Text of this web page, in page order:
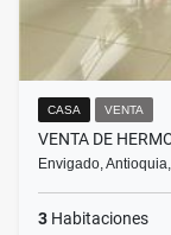
CASA VENTA
VENTA DE
Envigado,
3 Habitaciones